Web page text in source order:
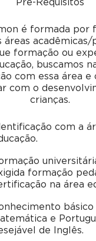
Pré-Requisitos
é formada por
áreas acadêmicas/
formação ou
buscamos
com essa área e
com o
crianças.
com a
formação
na área
básico
e
de Inglês.